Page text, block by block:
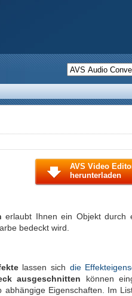
AVS Video
herunterladen
erlaubt Ihnen ein Objekt durch
bedeckt wird.
lassen sich die
ausgeschnitten können
Eigenschaften. Im